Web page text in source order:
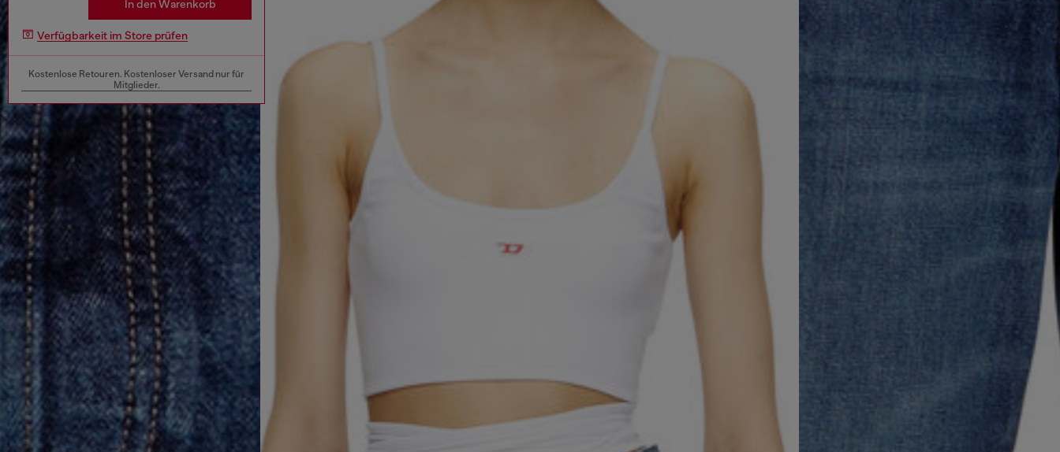
In den Warenkorb
Verfügbarkeit im Store prüfen
Kostenlose Retouren. Kostenloser Versand nur für
Mitglieder.